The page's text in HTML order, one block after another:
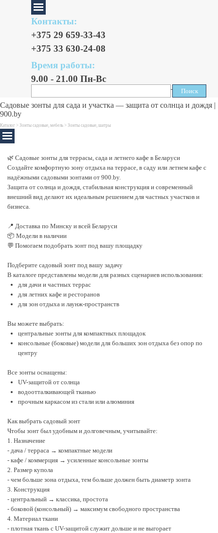
Контакты:
+375 29 659-33-43
+375 33 630-24-08
Время работы:
9.00 - 21.00 Пн-Вс
Поиск
Поиск
Садовые зонты для сада и участка — защита от солнца и дождя |
900.by
Каталог > Зонты садовые, мебель > Зонты садовые, шатры
🌿 Садовые зонты для террасы, сада и летнего кафе в Беларуси
Создайте комфортную зону отдыха на террасе, в саду или летнем кафе с
надёжными садовыми зонтами от 900.by.
Защита от солнца и дождя, стабильная конструкция и современный
внешний вид делают их идеальным решением для частных участков и
бизнеса.
📍 Доставка по Минску и всей Беларуси
📦 Модели в наличии
💬 Помогаем подобрать зонт под вашу площадку
Подберите садовый зонт под вашу задачу
В каталоге представлены модели для разных сценариев использования:
для дачи и частных террас
для летних кафе и ресторанов
для зон отдыха и лаунж-пространств
Вы можете выбрать:
центральные зонты для компактных площадок
консольные (боковые) модели для больших зон отдыха без опор по
центру
Все зонты оснащены:
UV-защитой от солнца
водоотталкивающей тканью
прочным каркасом из стали или алюминия
Как выбрать садовый зонт
Чтобы зонт был удобным и долговечным, учитывайте:
1. Назначение
- дача / терраса → компактные модели
- кафе / коммерция → усиленные консольные зонты
2. Размер купола
- чем больше зона отдыха, тем больше должен быть диаметр зонта
3. Конструкция
- центральный → классика, простота
- боковой (консольный) → максимум свободного пространства
4. Материал ткани
- плотная ткань с UV-защитой служит дольше и не выгорает